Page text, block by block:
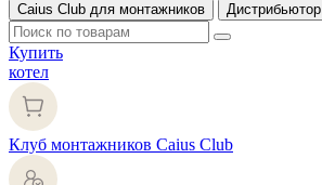
Caius Club для монтажников
Дистрибьютор
Купить
котел
Клуб монтажников Caius Club